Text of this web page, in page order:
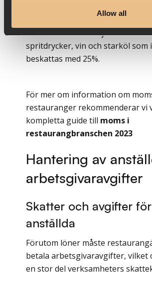
Allow all
förutom den del av tjänsten som
spritdrycker, vin och starköl som
beskattas med 25%.
För mer om information om
restauranger rekommenderar vi
kompletta guide till moms i
restaurangbranschen 2023
Hantering av
arbetsgivaravgifter
Skatter och avgifter för
anställda
Förutom löner måste
betala arbetsgivaravgifter,
en stor del verksamheters